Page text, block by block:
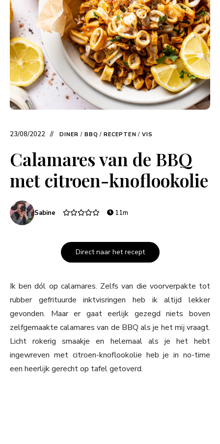
23/08/2022 DINER / BBQ / RECEPTEN / VIS
Calamares van de BBQ
met citroen-knoflookolie
Sabine 11m
Direct naar het recept
Ik ben dól op calamares. Zelfs van die voorverpakte tot
rubber gefrituurde inktvisringen heb ik altijd lekker
gevonden. Maar er gaat eerlijk gezegd niets boven
zelfgemaakte calamares van de BBQ als je het mij vraagt.
Licht rokerig smaakje en helemaal als je het hebt
ingewreven met citroen-knoflookolie heb je in no-time
een heerlijk gerecht op tafel getoverd.